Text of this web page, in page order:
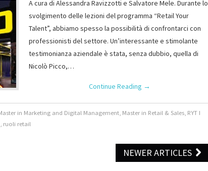
A cura di Alessandra Ravizzotti e Salvatore Mele. Durante lo
svolgimento delle lezioni del programma “Retail Your
Talent”, abbiamo spesso la possibilità di confrontarci con
professionisti del settore. Un’interessante e stimolante
testimonianza aziendale è stata, senza dubbio, quella di
Nicolò Picco,…
Continue Reading →
in Marketing and Digital Management, Master in Retail & Sales, RYT I
, ruoli retail
NEWER ARTICLES